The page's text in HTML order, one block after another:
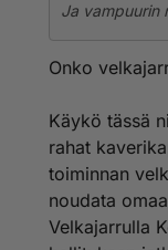
Ja vampuurin
Onko
Käykö tässä
rahat
toiminnan
noudata
Velkajarrulla